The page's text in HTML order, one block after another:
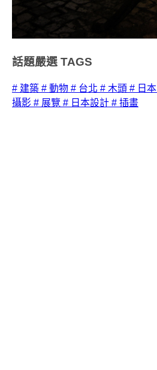
話題嚴選 TAGS
# 建築 # 動物 # 台北 # 木頭 # 日本
攝影 # 展覽 # 日本設計 # 插畫